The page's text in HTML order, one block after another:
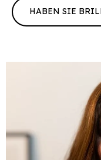
HABEN SIE